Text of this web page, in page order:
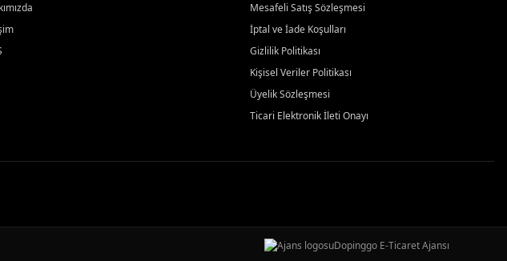
Mesafeli Satış Sözleşmesi
İptal ve İade Koşulları
Gizlilik Politikası
Kişisel Veriler Politikası
Üyelik Sözleşmesi
Ticari Elektronik İleti Onayı
Dopinggo E-Ticaret Ajansı